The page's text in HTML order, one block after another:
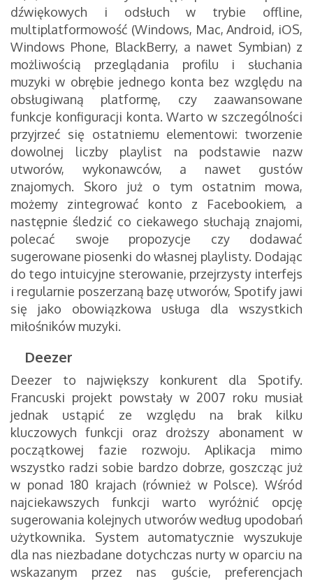
dźwiękowych i odsłuch w trybie offline,
multiplatformowość (Windows, Mac, Android, iOS,
Windows Phone, BlackBerry, a nawet Symbian) z
możliwością przeglądania profilu i słuchania
muzyki w obrębie jednego konta bez względu na
obsługiwaną platformę, czy zaawansowane
funkcje konfiguracji konta. Warto w szczególności
przyjrzeć się ostatniemu elementowi: tworzenie
dowolnej liczby playlist na podstawie nazw
utworów, wykonawców, a nawet gustów
znajomych. Skoro już o tym ostatnim mowa,
możemy zintegrować konto z Facebookiem, a
następnie śledzić co ciekawego słuchają znajomi,
polecać swoje propozycje czy dodawać
sugerowane piosenki do własnej playlisty. Dodając
do tego intuicyjne sterowanie, przejrzysty interfejs
i regularnie poszerzaną bazę utworów, Spotify jawi
się jako obowiązkowa usługa dla wszystkich
miłośników muzyki.
Deezer
Deezer to największy konkurent dla Spotify.
Francuski projekt powstały w 2007 roku musiał
jednak ustąpić ze względu na brak kilku
kluczowych funkcji oraz droższy abonament w
początkowej fazie rozwoju. Aplikacja mimo
wszystko radzi sobie bardzo dobrze, goszcząc już
w ponad 180 krajach (również w Polsce). Wśród
najciekawszych funkcji warto wyróżnić opcję
sugerowania kolejnych utworów według upodobań
użytkownika. System automatycznie wyszukuje
dla nas niezbadane dotychczas nurty w oparciu na
wskazanym przez nas guście, preferencjach